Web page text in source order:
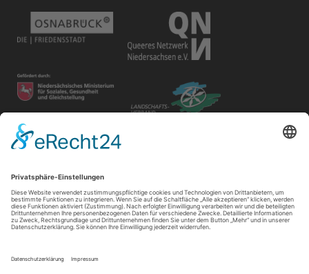
Disclaimer
Der Gay in May e.V. bietet unterschiedlichen Gruppen und
für ihre Inhalte tragen die Veranstalter*innen.